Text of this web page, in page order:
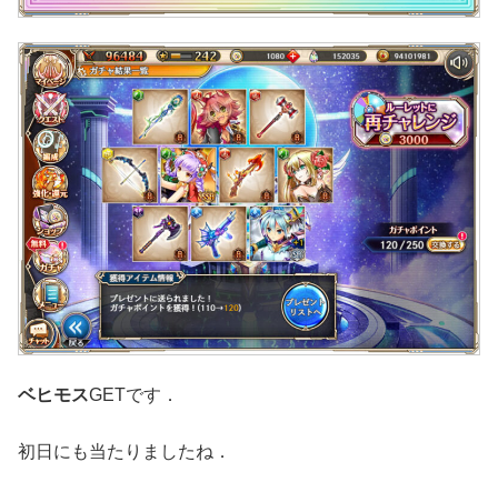
ベヒモスGETです．
初日にも当たりましたね．